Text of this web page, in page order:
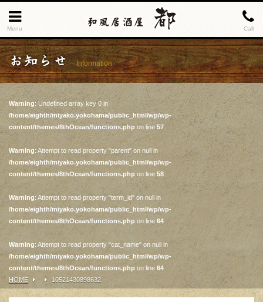
Menu Call
お知らせ Information
Warning: Undefined array key 0 in
/home/eighth/miyako.yokohama/public_html/wp/wp-
content/themes/8thOcean/functions.phpon line57
Warning: Attempt to read property "parent" on null in
/home/eighth/miyako.yokohama/public_html/wp/wp-
content/themes/8thOcean/functions.php on line 58
Warning: Attempt to read property "term_id" on null in
/home/eighth/miyako.yokohama/public_html/wp/wp-
content/themes/8thOcean/functions.php on line 64
Warning: Attempt to read property "cat_name" on null in
/home/eighth/miyako.yokohama/public_html/wp/wp-
content/themes/8thOcean/functions.php on line 64
HOME
10521430898632